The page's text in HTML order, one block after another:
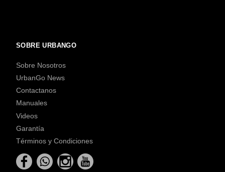
SOBRE URBANGO
Sobre Nosotros
UrbanGo News
Contactanos
Manuales
Videos
Garantía
Términos y Condiciones